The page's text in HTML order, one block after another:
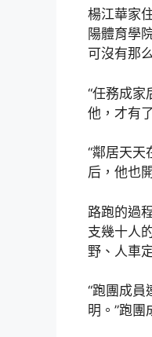
楊江華家
陽體育學
可沒有那
“任務成家
他，才有
“鄰居天天
后，他也
路跑的過
支幾十人
野、人車
“跑團成
明。”跑